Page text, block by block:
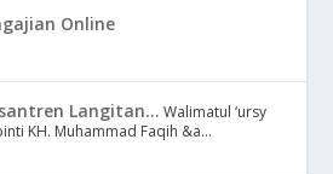
Online
Langitan... Walimatul ‘ursy
KH. Muhammad Faqih &a...